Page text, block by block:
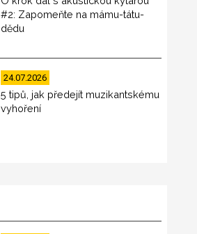
#2: Zapomeňte na mámu-tátu-
dědu
24.07.2026
5 tipů, jak předejít muzikantskému
vyhoření